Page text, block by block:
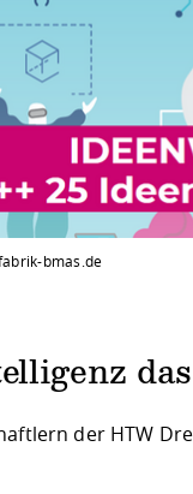
bmas.de
der HTW